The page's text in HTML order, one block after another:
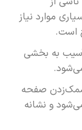
موارد نیاز
است.
به بخشی
صفحه
و نشانه